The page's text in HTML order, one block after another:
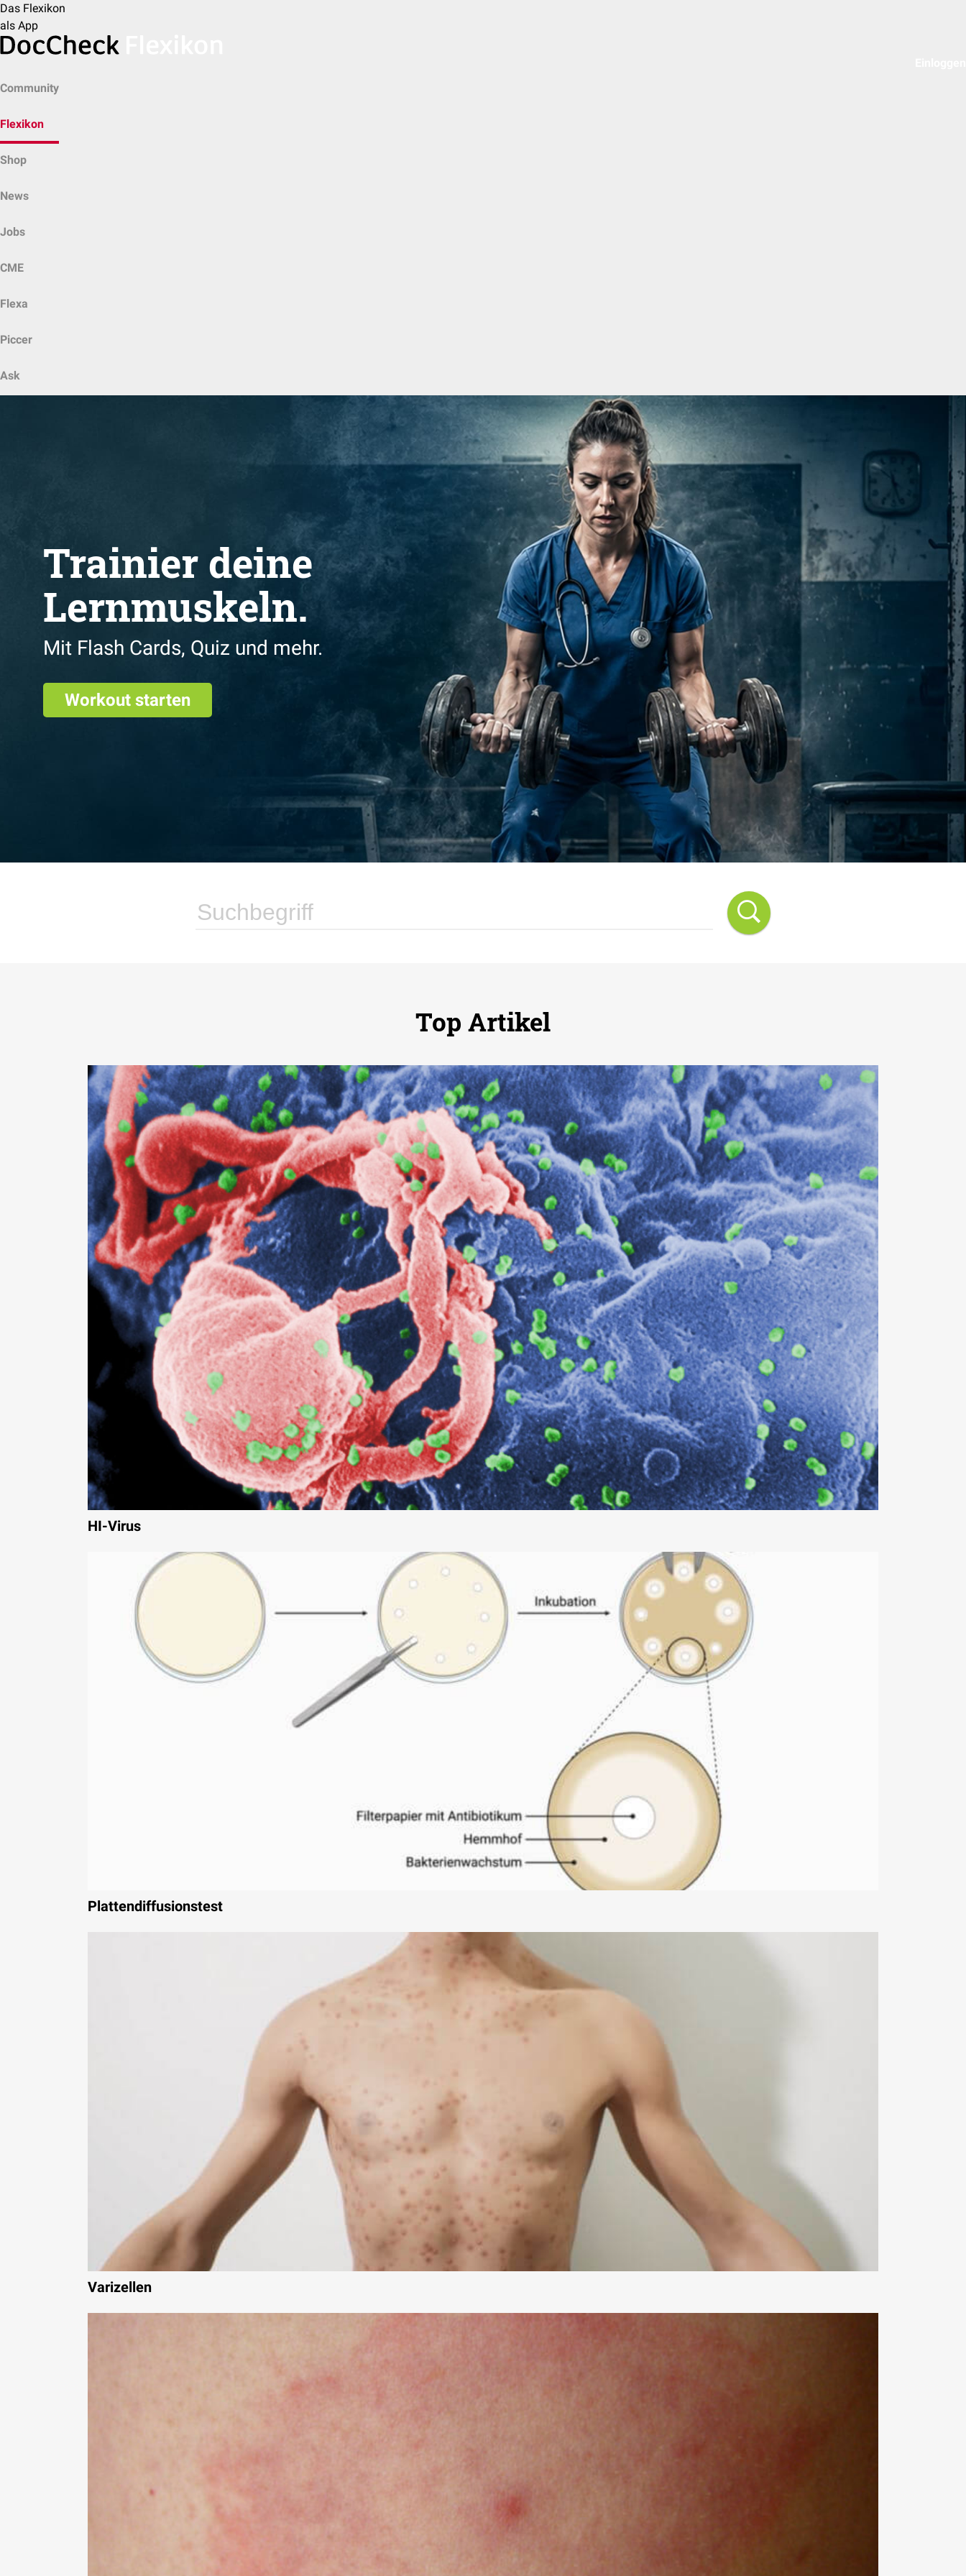
Das Flexikon
als App
Community
Flexikon
Shop
News
Jobs
CME
Flexa
Piccer
Ask
Top Artikel
HI-Virus
Plattendiffusionstest
Varizellen